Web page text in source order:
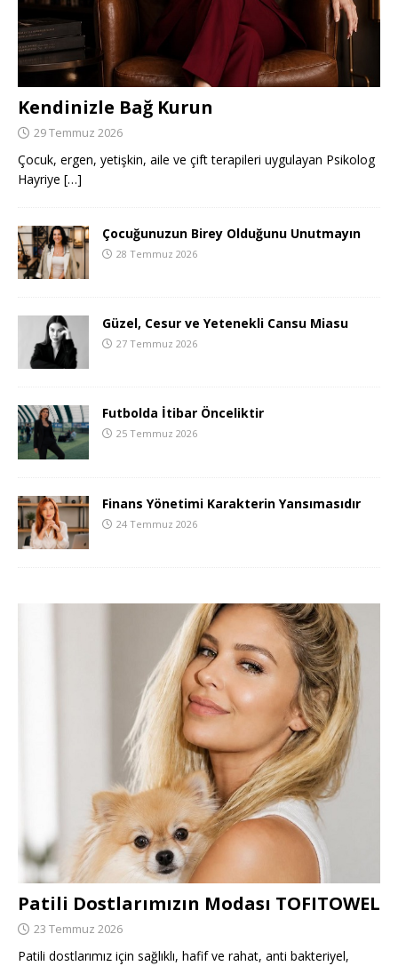
Kendinizle Bağ Kurun
29 Temmuz 2026
Çocuk, ergen, yetişkin, aile ve çift terapileri uygulayan Psikolog
Hayriye […]
Çocuğunuzun Birey Olduğunu Unutmayın
28 Temmuz 2026
Güzel, Cesur ve Yetenekli Cansu Miasu
27 Temmuz 2026
Futbolda İtibar Önceliktir
25 Temmuz 2026
Finans Yönetimi Karakterin Yansımasıdır
24 Temmuz 2026
Patili Dostlarımızın Modası TOFITOWEL
23 Temmuz 2026
Patili dostlarımız için sağlıklı, hafif ve rahat, anti bakteriyel,